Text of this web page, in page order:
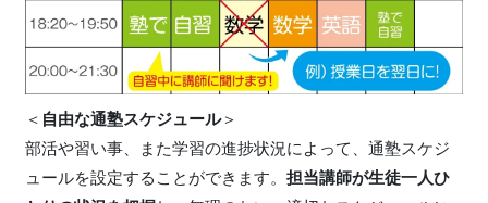
＜ 自由な通塾スケジュール＞
部活や習い事、また学習の進捗状況によって、通塾スケジ
ュールを設定することができます。 担当講師が生徒一人ひ